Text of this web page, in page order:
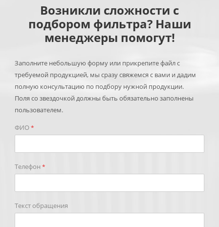
Возникли сложности с
подбором фильтра? Наши
менеджеры помогут!
Заполните небольшую форму или прикрепите файл с
требуемой продукцией, мы сразу свяжемся с вами и дадим
полную консультацию по подбору нужной продукции.
Поля со звездочкой должны быть обязательно заполнены
пользователем.
ФИО*
Телефон *
Текст обращения